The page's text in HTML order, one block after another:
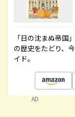
「日の沈まぬ帝国
の歴史をたどり、
イド。
AD